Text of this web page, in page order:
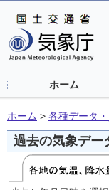
ホーム
ホーム > 各種データ
過去の気象デー